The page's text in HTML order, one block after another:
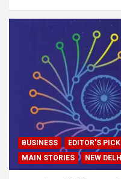
BUSINESS EDITOR'S PICK
MAIN STORIES
NEW DELHI